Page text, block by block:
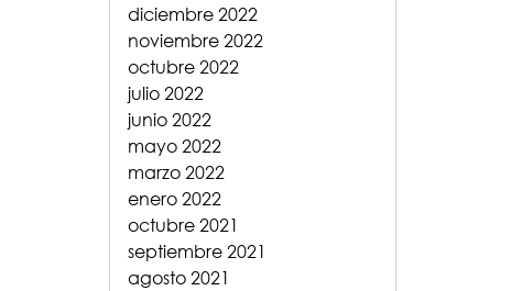
diciembre 2022
noviembre 2022
octubre 2022
julio 2022
junio 2022
mayo 2022
marzo 2022
enero 2022
octubre 2021
septiembre 2021
agosto 2021